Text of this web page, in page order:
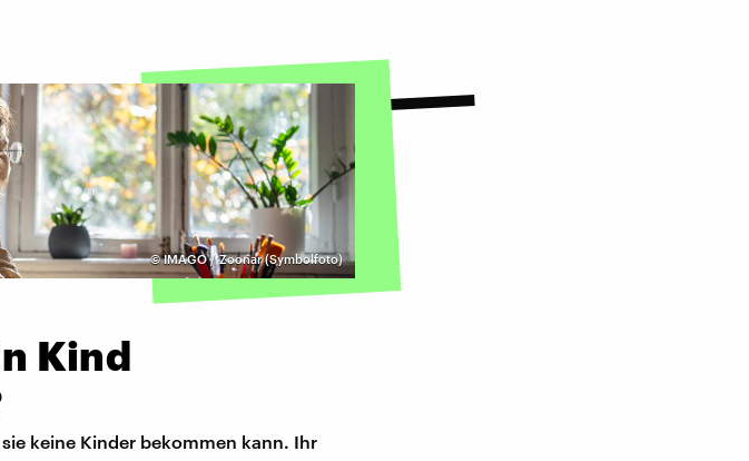
©IMAGO / Zoonar (Symbolfoto)
Kind
keine Kinder bekommen kann. Ihr